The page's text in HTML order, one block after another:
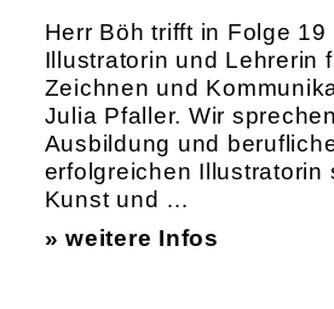
Herr Böh trifft in Folge 19
Illustratorin und Lehrerin
Zeichnen und
Julia Pfaller. Wir
Ausbildung und
erfolgreichen Illustratorin
Kunst und …
» weitere Infos